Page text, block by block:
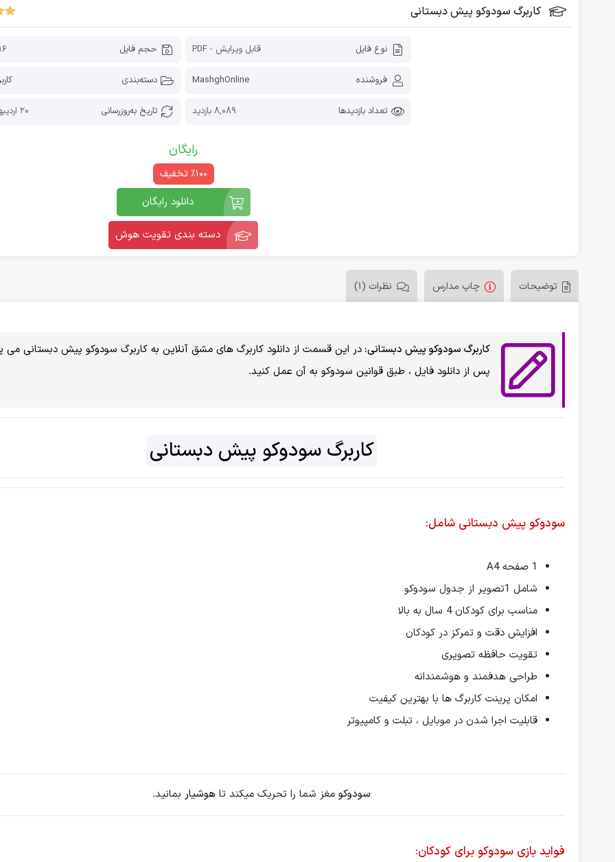
کاربرگ سودوکو پیش دبستانی
نوع فایل قابل ویرایش - PDF حجم فایل 116
فروشنده MashghOnline دسته‌بندی
تعداد بازدیدها 8,089 بازدید تاریخ به‌روز‌رسانی 20 اردیبهشت 1405
رایگان
٪100 تخفیف
دانلود رایگان
دسته بندی تقویت هوش
توضیحات چاپ مدارس نظرات (1)
کاربرگ سودوکو پیش دبستانی:در این قسمت از دانلود کاربرگ های مشق آنلاین به کاربرگ سودوکو پیش دبستانی می
پس از دانلود فایل ، طبق قوانین سودوکو به آن عمل کنید.
کاربرگ سودوکو پیش دبستانی
سودوکو پیش دبستانی شامل:
1 صفحه A4
شامل 1تصویر از جدول سودوکو
مناسب برای کودکان 4 سال به بالا
افزایش دقت و تمرکز در کودکان
تقویت حافظه تصویری
طراحی هدفمند و هوشمندانه
امکان پرینت کاربرگ ها با بهترین کیفیت
قابلیت اجرا شدن در موبایل ، تبلت و کامپیوتر
سودوکومغز شما را تحریک میکند تا هوشیاربمانید.
فواید بازی سودوکو برای کودکان: